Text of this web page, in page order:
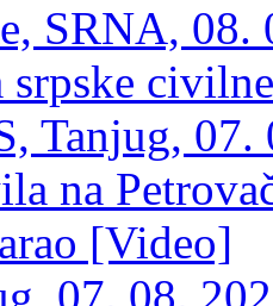
SRNA,
srpske
Tanjug,
na
[Video]
07. 08.